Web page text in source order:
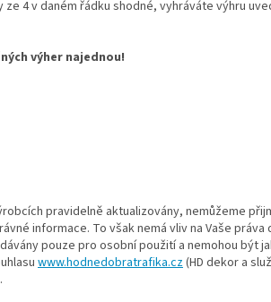
4 v daném řádku shodné, vyhráváte výhru
výher najednou!
pravidelně aktualizovány, nemůžeme
informace. To však nemá vliv na Vaše práva
pouze pro osobní použití a nemohou být
www.hodnedobratrafika.cz(HD dekor a